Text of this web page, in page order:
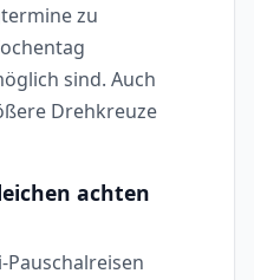
zu
sind. Auch
Drehkreuze
achten
Pauschalreisen